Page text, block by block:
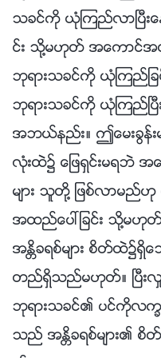
သခင္ကို ယုံၾကည္လာၿပီးေ
င္း သို႔မဟုတ္ အေကာင္အထ
ဘုရားသခင္ကို ယုံၾကည္ျ
ဘုရားသခင္ကို ယုံၾကည္ၿ
အဘယ္နည္း။ ဤေမးခြန္
လုံးထဲ၌ ေျဖရွင္းမရဘဲ အ
မ်ား သူတို႔ ျဖစ္လာမ
အထည္ေပၚျခင္း သို႔မဟုတ္
အႏၲိခရစ္မ်ား စိတ္ထဲ၌ရွိ
တည္ရွိသည္မဟုတ္။ ၿပီး
ဘုရားသခင္၏ ပင္ကိုလ
သည္ အႏၲိခရစ္မ်ား၏ စိတ္